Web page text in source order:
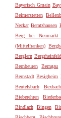
Bayerisch Gmain
Beimerstetten
Neckar Beratzhausen
Berg bei Neumarkt
(Mittelfranken)
Berglern Bergrheinfeld
Bernbeuren
Berngau
Bernstadt Besigheim
Beutelsbach
Bexbach
Bieberehren
Bindlach
Bingen